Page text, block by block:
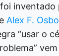
inventado
Alex F.
“usar o